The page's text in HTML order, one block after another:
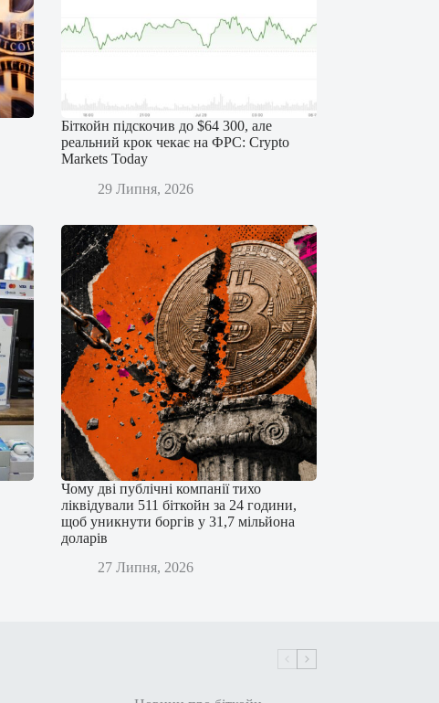
Біткойн підскочив до $64 300, але
реальний крок чекає на ФРС: Crypto
Markets Today
29 Липня, 2026
Чому дві публічні компанії тихо
ліквідували 511 біткойн за 24 години,
щоб уникнути боргів у 31,7 мільйона
доларів
27 Липня, 2026